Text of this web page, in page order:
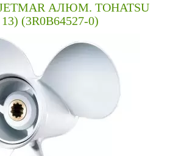
АЛЮМ. TOHATSU
(3R0B64527-0)